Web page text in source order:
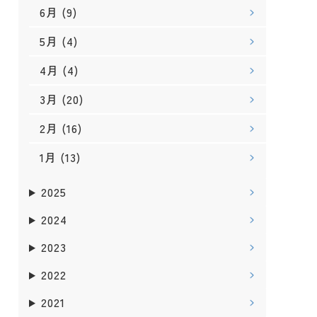
6月 (9)
5月 (4)
4月 (4)
3月 (20)
2月 (16)
1月 (13)
2025
2024
2023
2022
2021